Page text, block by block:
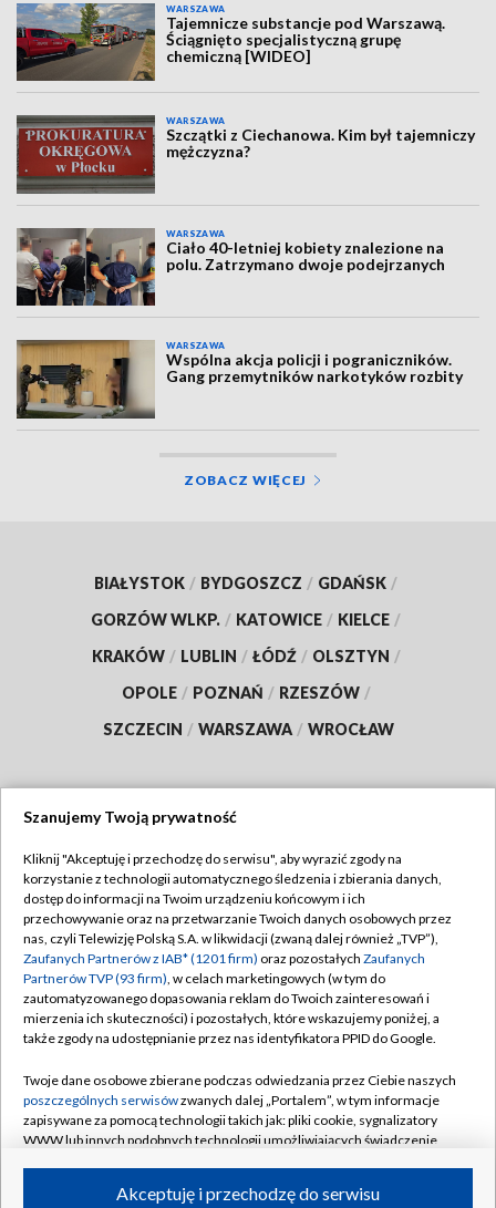
WARSZAWA
Tajemnicze substancje pod Warszawą.
Ściągnięto specjalistyczną grupę
chemiczną [WIDEO]
WARSZAWA
Szczątki z Ciechanowa. Kim był tajemniczy
mężczyzna?
WARSZAWA
Ciało 40-letniej kobiety znalezione na
polu. Zatrzymano dwoje podejrzanych
WARSZAWA
Wspólna akcja policji i pograniczników.
Gang przemytników narkotyków rozbity
ZOBACZ WIĘCEJ
BIAŁYSTOK / BYDGOSZCZ / GDAŃSK /
GORZÓW WLKP. / KATOWICE / KIELCE /
KRAKÓW / LUBLIN / ŁÓDŹ / OLSZTYN /
OPOLE / POZNAŃ / RZESZÓW /
SZCZECIN / WARSZAWA / WROCŁAW
TVP
Abonament TVP
Emisja w TVP
Centrum informacji TVP
Naziemna Telewizja Cyfrowa
Rada Programowa
System NOS
Informacje o nadawcy
Program dla prasy
Regulamin TVP
Polityka prywatności
Moje zgody
Pomoc
Kontakt
Kanały
Szanujemy Twoją prywatność
Kliknij "Akceptuję i przechodzę do serwisu", aby wyrazić zgody na
korzystanie z technologii automatycznego śledzenia i zbierania danych,
dostęp do informacji na Twoim urządzeniu końcowym i ich
przechowywanie oraz na przetwarzanie Twoich danych osobowych przez
nas, czyli Telewizję Polską S.A. w likwidacji (zwaną dalej również „TVP”),
Zaufanych Partnerów z IAB* (1201 firm) oraz pozostałych Zaufanych
Partnerów TVP (93 firm), w celach marketingowych (w tym do
zautomatyzowanego dopasowania reklam do Twoich zainteresowań i
mierzenia ich skuteczności) i pozostałych, które wskazujemy poniżej, a
także zgody na udostępnianie przez nas identyfikatora PPID do Google.
Twoje dane osobowe zbierane podczas odwiedzania przez Ciebie naszych
poszczególnych serwisówzwanych dalej „Portalem”, w tym informacje
zapisywane za pomocą technologii takich jak: pliki cookie, sygnalizatory
WWW lub innych podobnych technologii umożliwiających świadczenie
ruchu w Internecie.Akceptuję i przechodzę do serwisu